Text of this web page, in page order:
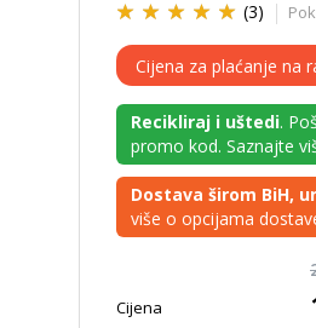
(3)
Cijena za plaćanje na
Recikliraj i uštedi.
promo kod. Saznajte
Dostava širom BiH,
više o opcijama
Cijena